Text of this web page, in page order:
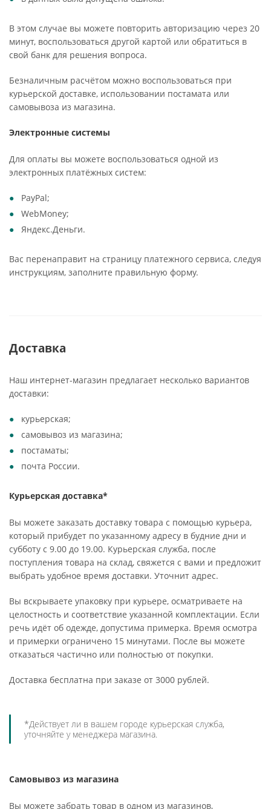
В этом случае вы можете повторить авторизацию через 20
минут, воспользоваться другой картой или обратиться в
свой банк для решения вопроса.
Безналичным расчётом можно воспользоваться при
курьерской доставке, использовании постамата или
самовывоза из магазина.
Электронные системы
Для оплаты вы можете воспользоваться одной из
электронных платёжных систем:
PayPal;
WebMoney;
Яндекс.Деньги.
Вас перенаправит на страницу платежного сервиса, следуя
инструкциям, заполните правильную форму.
Доставка
Наш интернет-магазин предлагает несколько вариантов
доставки:
курьерская;
самовывоз из магазина;
постаматы;
почта России.
Курьерская доставка*
Вы можете заказать доставку товара с помощью курьера,
который прибудет по указанному адресу в будние дни и
субботу с 9.00 до 19.00. Курьерская служба, после
поступления товара на склад, свяжется с вами и предложит
выбрать удобное время доставки. Уточнит адрес.
Вы вскрываете упаковку при курьере, осматриваете на
целостность и соответствие указанной комплектации. Если
речь идёт об одежде, допустима примерка. Время осмотра
и примерки ограничено 15 минутами. После вы можете
отказаться частично или полностью от покупки.
Доставка бесплатна при заказе от 3000 рублей.
*Действует ли в вашем городе курьерская служба,
уточняйте у менеджера магазина.
Самовывоз из магазина
Вы можете забрать товар в одном из магазинов,